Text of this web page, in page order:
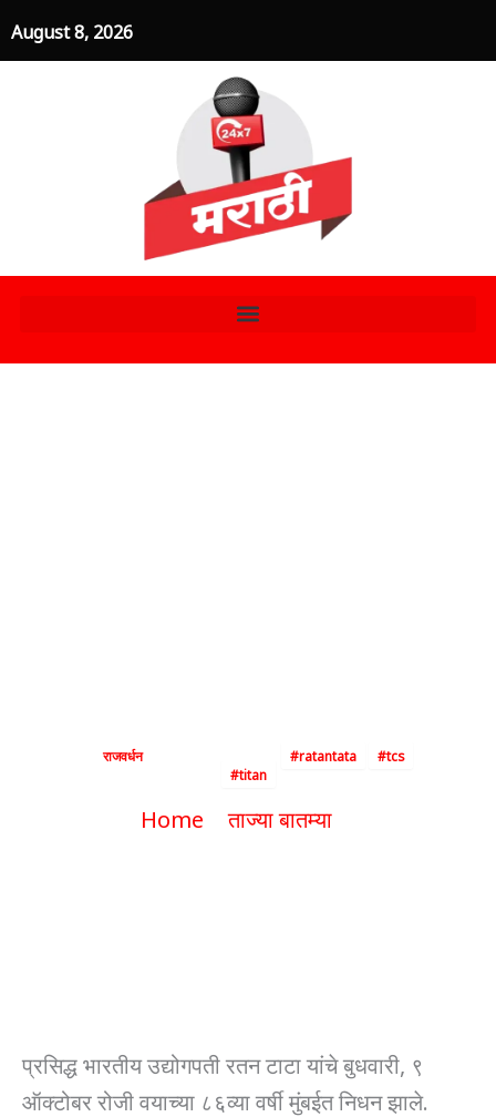
Skip
to
August 8, 2026
Byराजवर्धन #ratantata
#tcs
#titan
Home
ताज्या बातम्या
प्रसिद्ध भारतीय उद्योगपती रतन टाटा यांचे बुधवारी, ९
ऑक्टोबर रोजी वयाच्या ८६व्या वर्षी मुंबईत निधन झाले.